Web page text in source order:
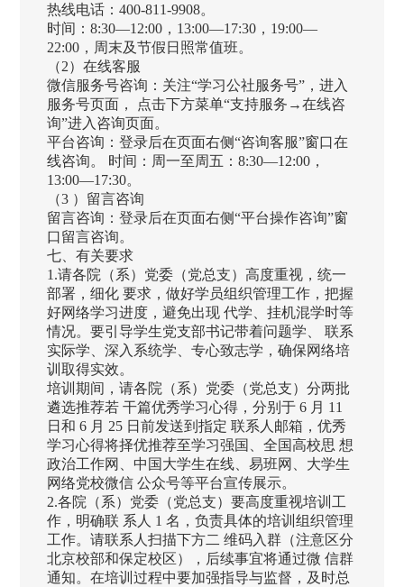
热线电话：400-811-9908。
时间：8:30—12:00，13:00—17:30，19:00—
22:00，周末及节假日照常值班。
（2）在线客服
微信服务号咨询：关注“学习公社服务号”，进入
服务号页面， 点击下方菜单“支持服务→在线咨
询”进入咨询页面。
平台咨询：登录后在页面右侧“咨询客服”窗口在
线咨询。 时间：周一至周五：8:30—12:00，
13:00—17:30。
（3 ）留言咨询
留言咨询：登录后在页面右侧“平台操作咨询”窗
口留言咨询。
七、有关要求
1.请各院（系）党委（党总支）高度重视，统一
部署，细化 要求，做好学员组织管理工作，把握
好网络学习进度，避免出现 代学、挂机混学时等
情况。要引导学生党支部书记带着问题学、 联系
实际学、深入系统学、专心致志学，确保网络培
训取得实效。
培训期间，请各院（系）党委（党总支）分两批
遴选推荐若 干篇优秀学习心得，分别于 6 月 11
日和 6 月 25 日前发送到指定 联系人邮箱，优秀
学习心得将择优推荐至学习强国、全国高校思 想
政治工作网、中国大学生在线、易班网、大学生
网络党校微信 公众号等平台宣传展示。
2.各院（系）党委（党总支）要高度重视培训工
作，明确联 系人 1 名，负责具体的培训组织管理
工作。请联系人扫描下方二 维码入群（注意区分
北京校部和保定校区），后续事宜将通过微 信群
通知。在培训过程中要加强指导与监督，及时总